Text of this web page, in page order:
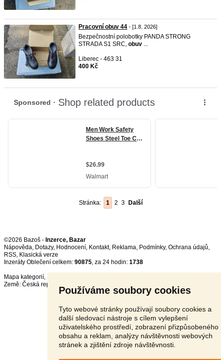
Používáme soubory cookies
Tyto webové stránky používají soubory cookies a
další sledovací nástroje s cílem vylepšení
uživatelského prostředí, zobrazení přizpůsobeného
obsahu a reklam, analýzy návštěvnosti webových
stránek a zjištění zdroje návštěvnosti.
Pracovní obuv 44 - [1.8. 2026]
Bezpečnostní polobotky PANDA STRONG
STRADA S1 SRC, obuv ...
Liberec - 463 31
400 Kč
Stránka: 1 2 3 Další
©2026 Bazoš - Inzerce, Bazar
Nápověda, Dotazy, Hodnocení, Kontakt, Reklama, Podmínky, Ochrana údajů,
RSS,
Inzeráty Oblečení celkem: 90875, za 24 hodin: 1738
Mapa kategorií,
Země: Česká republika